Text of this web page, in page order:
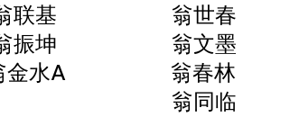
联基
翁世春
振坤
翁文墨
金水A
翁春林
翁同临